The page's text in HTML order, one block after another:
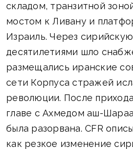
складом, транзитной
мостом к Ливану и
Израиль. Через
десятилетиями шло
размещались иранские
сети Корпуса стражей
революции. После
главе с Ахмедом аш-
была разорвана. CFR
как резкое изменение